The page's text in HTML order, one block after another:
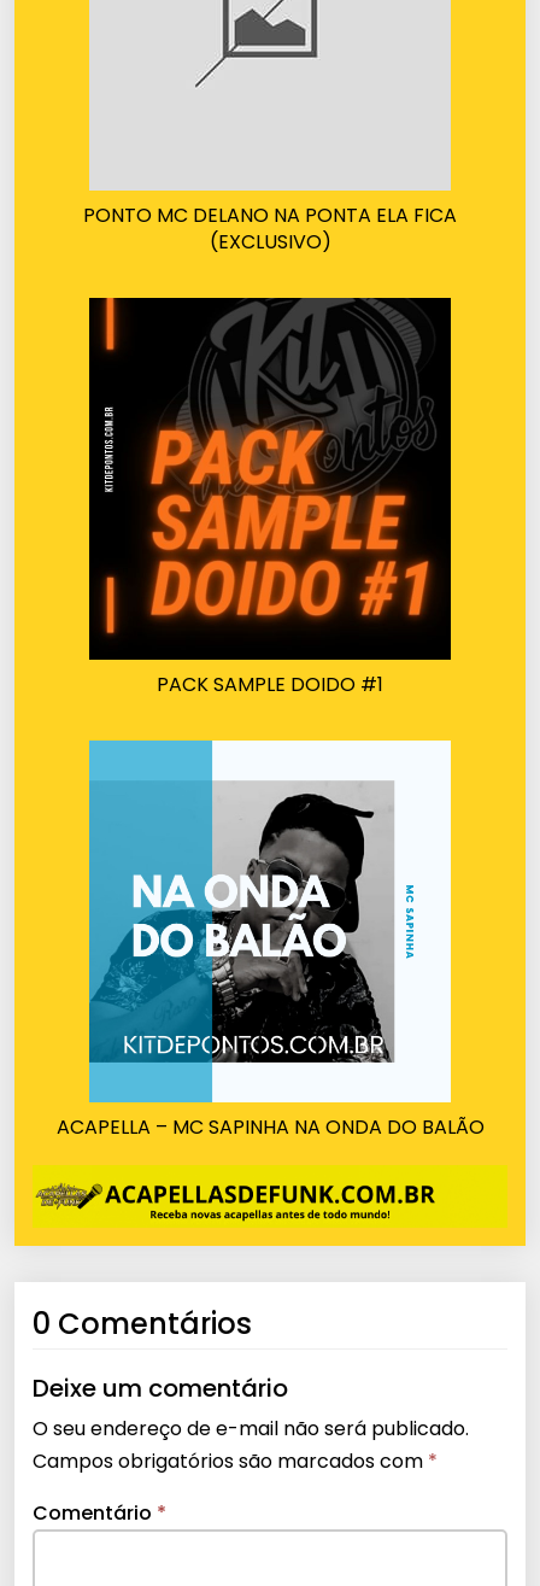
PONTO MC DELANO NA PONTA ELA FICA
(EXCLUSIVO)
PACK SAMPLE DOIDO #1
ACAPELLA – MC SAPINHA NA ONDA DO BALÃO
0 Comentários
Deixe um comentário
O seu endereço de e-mail não será publicado.
Campos obrigatórios são marcados com *
Comentário *